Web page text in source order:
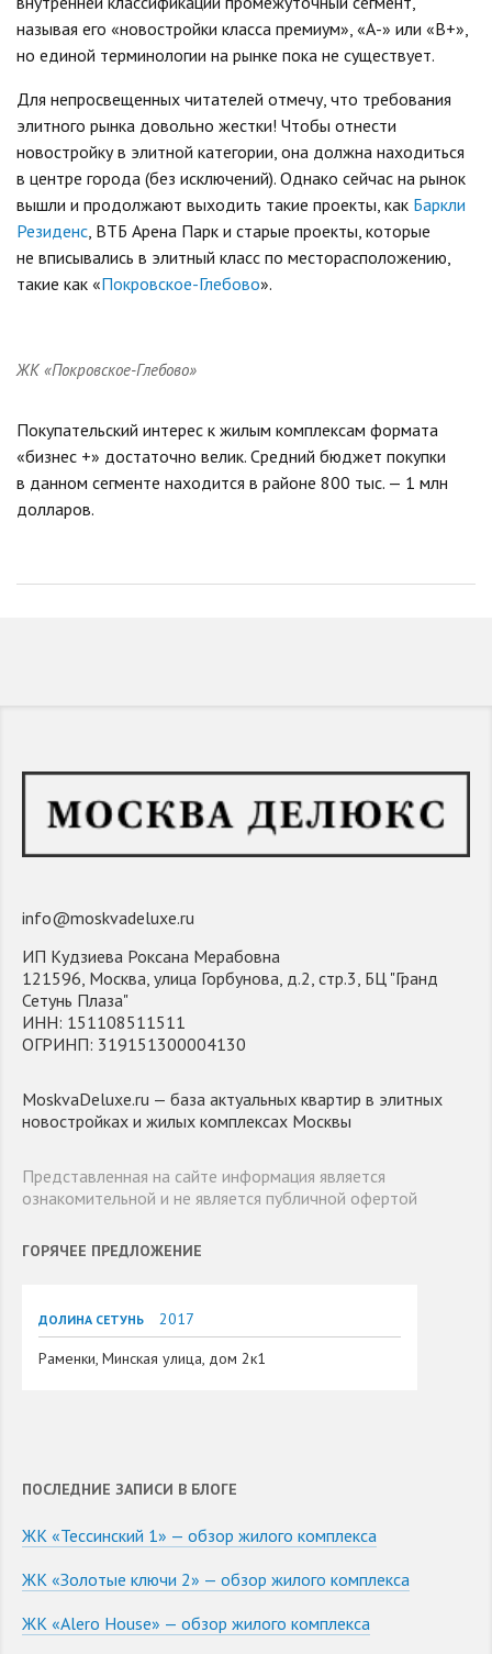
называя его «новостройки класса премиум», «А-» или «B+»,
но единой терминологии на рынке пока не существует.
Для непросвещенных читателей отмечу, что требования
элитного рынка довольно жестки! Чтобы отнести
новостройку в элитной категории, она должна находиться
в центре города (без исключений). Однако сейчас на рынок
вышли и продолжают выходить такие проекты, как Баркли
Резиденс , ВТБ Арена Парк и старые проекты, которые
не вписывались в элитный класс по месторасположению,
такие как «Покровское-Глебово».
ЖК «Покровское-Глебово»
Покупательский интерес к жилым комплексам формата
«бизнес +» достаточно велик. Средний бюджет покупки
в данном сегменте находится в районе 800 тыс. — 1 млн
долларов.
info@moskvadeluxe.ru
ИП Кудзиева Роксана Мерабовна
121596, Москва, улица Горбунова, д.2, стр.3, БЦ "Гранд
Сетунь Плаза"
ИНН: 151108511511
ОГРИНП: 319151300004130
MoskvaDeluxe.ru — база актуальных квартир в элитных
новостройках и жилых комплексах Москвы
Представленная на сайте информация является
ознакомительной и не является публичной офертой
ГОРЯЧЕЕ ПРЕДЛОЖЕНИЕ
ДОЛИНА СЕТУНЬ
2017
Раменки, Минская улица, дом 2к1
ПОСЛЕДНИЕ ЗАПИСИ В БЛОГЕ
ЖК «Тессинский 1» — обзор жилого комплекса
ЖК «Золотые ключи 2» — обзор жилого комплекса
ЖК «Alero House» — обзор жилого комплекса